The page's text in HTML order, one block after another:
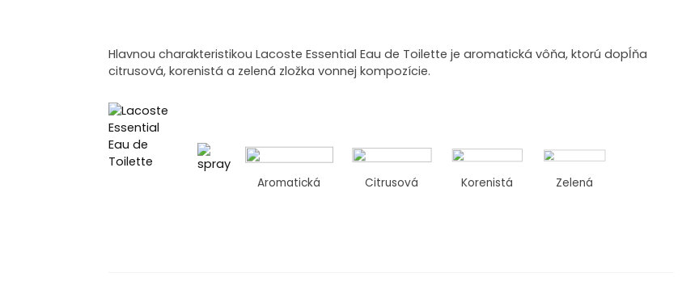
Hlavnou charakteristikou Lacoste Essential Eau de Toilette je aromatická vôňa, ktorú dopĺňa
citrusová, korenistá a zelená zložka vonnej kompozície.
Aromatická Citrusová Korenistá Zelená